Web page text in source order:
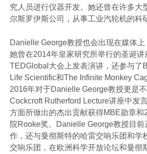
究人员进行仪器开发。她还曾在许多大
尔斯罗伊斯公司，从事工业汽轮机的科
Danielle George教授也会出现在媒体上
她曾在2014年皇家研究所举行的圣诞讲
TEDGlobal大会上发表演讲，还参与了
Life Scientific和The Infinite Monkey
2016年对于Danielle George教授更是
Cockcroft Rutherford Lecture讲座中发
方面所做出的杰出贡献获得MBE勋章和
院Rooke奖。Danielle George教授目前
作，还与曼彻斯特的哈雷交响乐团和学
交响乐团，在欧洲科学开放论坛和曼彻